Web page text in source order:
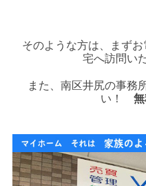
そのような方は、まず
宅へ訪問い
また、南区井尻の事務
い！